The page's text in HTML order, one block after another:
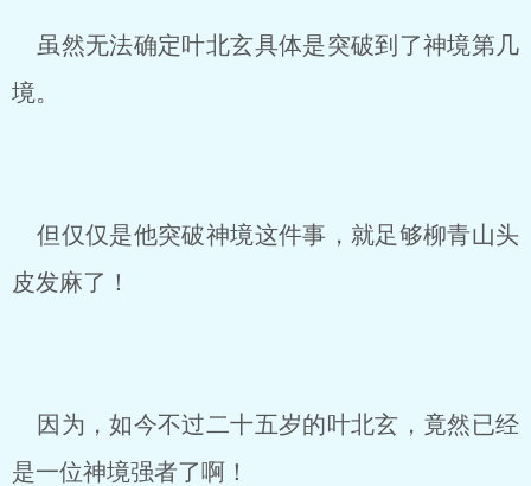
虽然无法确定叶北玄具体是突破到了神境第几
境。
但仅仅是他突破神境这件事，就足够柳青山头
皮发麻了！
因为，如今不过二十五岁的叶北玄，竟然已经
是一位神境强者了啊！